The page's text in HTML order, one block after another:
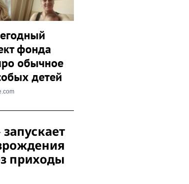
фонда
обычное
детей
приходы